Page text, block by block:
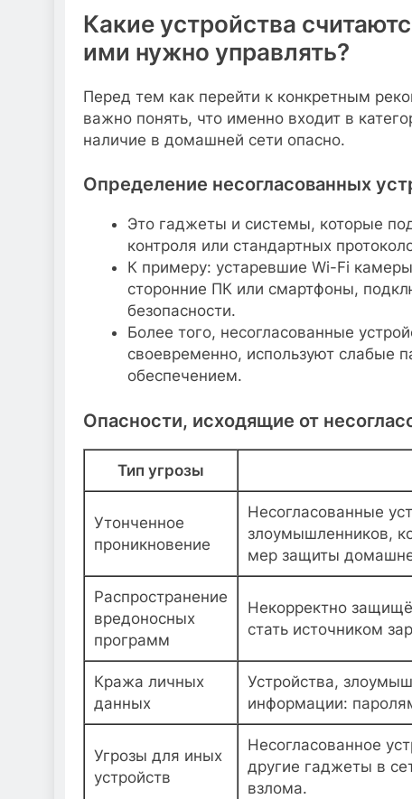
Какие устройства
ими нужно управлять?
Перед тем как перейти к конкретным
важно понять, что именно входит в
наличие в домашней сети опасно.
Определение несогласованных
Это гаджеты и системы, которые
контроля или стандартных
К примеру: устаревшие Wi-Fi
сторонние ПК или смартфоны,
безопасности.
Более того, несогласованные
своевременно, используют
обеспечением.
Опасности, исходящие от
Тип угрозы
Утонченное
проникновение
Несогласованные
злоумышленников,
мер защиты
Распространение
вредоносных
программ
Некорректно
стать источником
Кража личных
данных
Устройства,
информации:
Угрозы для иных
устройств
Несогласованное
другие гаджеты в
взлома.